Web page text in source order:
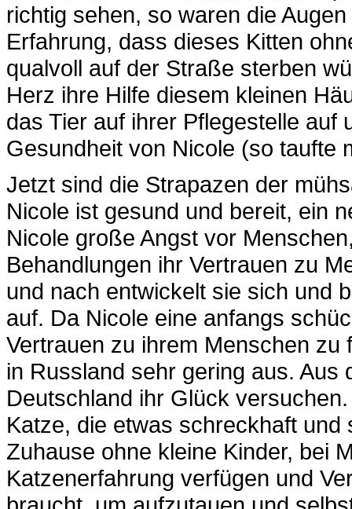
richtig sehen, so waren die
Erfahrung, dass dieses Kitten
qualvoll auf der Straße sterben
Herz ihre Hilfe diesem kleinen
das Tier auf ihrer Pflegestelle auf
Gesundheit von Nicole (so taufte
Jetzt sind die Strapazen der
Nicole ist gesund und bereit, ein
Nicole große Angst vor
Behandlungen ihr Vertrauen zu
und nach entwickelt sie sich und
auf. Da Nicole eine anfangs
Vertrauen zu ihrem Menschen
in Russland sehr gering aus.
Deutschland ihr Glück
Katze, die etwas schreckhaft
Zuhause ohne kleine Kinder, bei
Katzenerfahrung verfügen und